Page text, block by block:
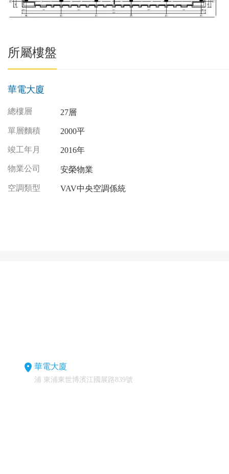
所屬樓盤
華電大廈
總樓層 27層
單層麵積 2000平
竣工年月 2016年
物業公司 安榮物業
空調類型 VAV中央空調係統
華電大廈
浦 東浦東世博濱江國展路839號